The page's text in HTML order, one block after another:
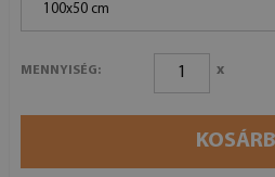
100x50 cm
MENNYISÉG: x